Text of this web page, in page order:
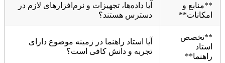
**منابع و
امکانات**
آیا داده‌ها، تجهیزات و نرم‌افزارهای لازم در
دسترس هستند؟
**تخصص
استاد
راهنما**
آیا استاد راهنما در زمینه موضوع دارای
تجربه و دانش کافی است؟